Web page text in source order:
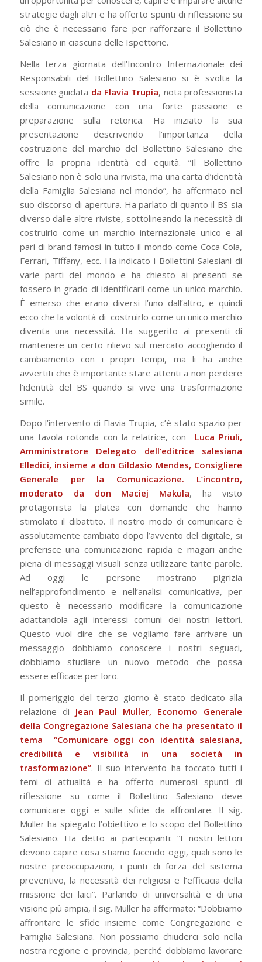
strategie dagli altri e ha offerto spunti di riflessione su
ciò che è necessario fare per rafforzare il Bollettino
Salesiano in ciascuna delle Ispettorie.
Nella terza giornata dell’Incontro Internazionale dei
Responsabili del Bollettino Salesiano si è svolta la
sessione guidata da Flavia Trupia, nota professionista
della comunicazione con una forte passione e
preparazione sulla retorica. Ha iniziato la sua
presentazione descrivendo l’importanza della
costruzione del marchio del Bollettino Salesiano che
offre la propria identità ed equità. “Il Bollettino
Salesiano non è solo una rivista, ma una carta d’identità
della Famiglia Salesiana nel mondo”, ha affermato nel
suo discorso di apertura. Ha parlato di quanto il BS sia
diverso dalle altre riviste, sottolineando la necessità di
costruirlo come un marchio internazionale unico e al
pari di brand famosi in tutto il mondo come Coca Cola,
Ferrari, Tiffany, ecc. Ha indicato i Bollettini Salesiani di
varie parti del mondo e ha chiesto ai presenti se
fossero in grado di identificarli come un unico marchio.
È emerso che erano diversi l’uno dall’altro, e quindi
ecco che la volontà di costruirlo come un unico marchio
diventa una necessità. Ha suggerito ai presenti di
mantenere un certo rilievo sul mercato accogliendo il
cambiamento con i propri tempi, ma li ha anche
avvertiti che è importante stare attenti a non perdere
l’identità del BS quando si vive una trasformazione
simile.
Dopo l’intervento di Flavia Trupia, c’è stato spazio per
una tavola rotonda con la relatrice, con Luca Priuli,
Amministratore Delegato dell’editrice salesiana
Elledici, insieme a don Gildasio Mendes, Consigliere
Generale per la Comunicazione. L’incontro,
moderato da don Maciej Makula, ha visto
protagonista la platea con domande che hanno
stimolato il dibattito. Il nostro modo di comunicare è
assolutamente cambiato dopo l’avvento del digitale, si
preferisce una comunicazione rapida e magari anche
piena di messaggi visuali senza utilizzare tante parole.
Ad oggi le persone mostrano pigrizia
nell’approfondimento e nell’analisi comunicativa, per
questo è necessario modificare la comunicazione
adattandola agli interessi comuni dei nostri lettori.
Questo vuol dire che se vogliamo fare arrivare un
messaggio dobbiamo conoscere i nostri seguaci,
dobbiamo studiare un nuovo metodo che possa
essere efficace per loro.
Il pomeriggio del terzo giorno è stato dedicato alla
relazione di Jean Paul Muller, Economo Generale
della Congregazione Salesiana che ha presentato il
tema “Comunicare oggi con identità salesiana,
credibilità e visibilità in una società in
trasformazione”. Il suo intervento ha toccato tutti i
temi di attualità e ha offerto numerosi spunti di
riflessione su come il Bollettino Salesiano deve
comunicare oggi e sulle sfide da affrontare. Il sig.
Muller ha spiegato l’obiettivo e lo scopo del Bollettino
Salesiano. Ha detto ai partecipanti: “I nostri lettori
devono capire cosa stiamo facendo oggi, quali sono le
nostre preoccupazioni, i punti di forza del sistema
preventivo, la necessità dei religiosi e l’efficacia della
missione dei laici”. Parlando di universalità e di una
visione più ampia, il sig. Muller ha affermato: “Dobbiamo
affrontare le sfide insieme come Congregazione e
Famiglia Salesiana. Non possiamo chiuderci solo nella
nostra regione e provincia, perché dobbiamo lavorare